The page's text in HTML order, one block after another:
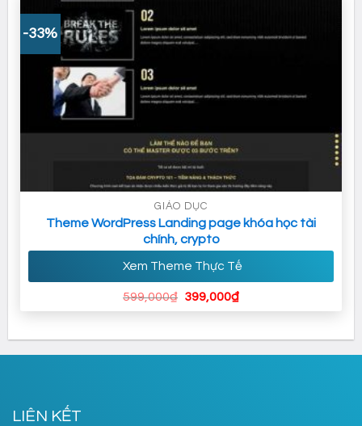
-33%
GIÁO DỤC
Theme WordPress Landing page khóa học tài
chính, crypto
Xem Theme Thực Tế
599,000₫ Giá
399,000₫Giá
399,000₫.
LIÊN KẾT